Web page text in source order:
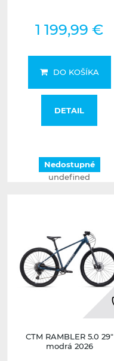
1 199,99 €
DO KOŠÍKA
DETAIL
Nedostupné
undefined
CTM RAMBLER 5.0 29"
modrá 2026